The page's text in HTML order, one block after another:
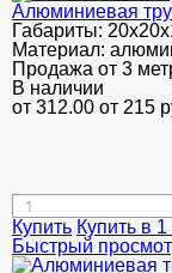
Алюминиевая
Габариты:
Материал:
Продажа от 3
В наличии
от 312.00 от 215
Купить Купить в 1
Быстрый